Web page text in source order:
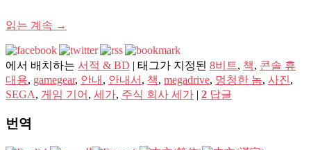
읽는 계속 →
에서 배치하는 서적 & BD | 태그가 지정된 8비트 , 책, 콘솔 휴
대용, gamegear, 안내 , 안내서 , 책, megadrive, 멍청한 놈, 사진 ,
SEGA, 게임 기어 , 세가, 주식 회사 세가 | 2 답글
번역